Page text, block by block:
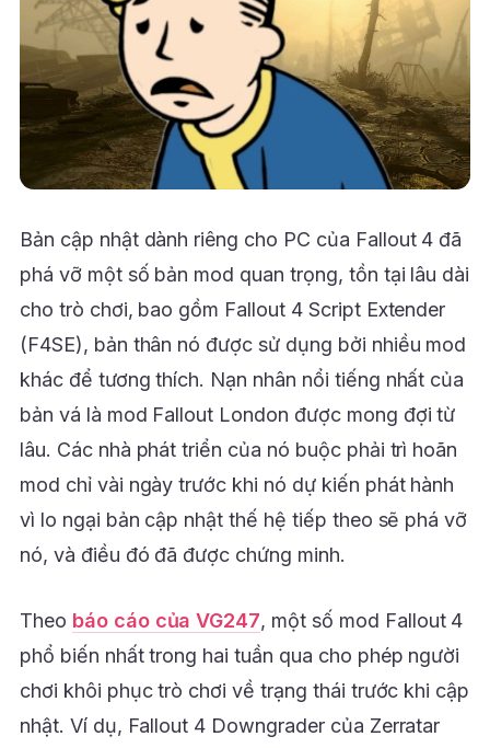
Bản cập nhật dành riêng cho PC của Fallout 4 đã
phá vỡ một số bản mod quan trọng, tồn tại lâu dài
cho trò chơi, bao gồm Fallout 4 Script Extender
(F4SE), bản thân nó được sử dụng bởi nhiều mod
khác để tương thích. Nạn nhân nổi tiếng nhất của
bản vá là mod Fallout London được mong đợi từ
lâu. Các nhà phát triển của nó buộc phải trì hoãn
mod chỉ vài ngày trước khi nó dự kiến phát hành
vì lo ngại bản cập nhật thế hệ tiếp theo sẽ phá vỡ
nó, và điều đó đã được chứng minh.
Theo báo cáo của VG247, một số mod Fallout 4
phổ biến nhất trong hai tuần qua cho phép người
chơi khôi phục trò chơi về trạng thái trước khi cập
nhật. Ví dụ, Fallout 4 Downgrader của Zerratar